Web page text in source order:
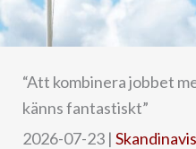
“Att kombinera jobbet
känns fantastiskt”
2026-07-23 |